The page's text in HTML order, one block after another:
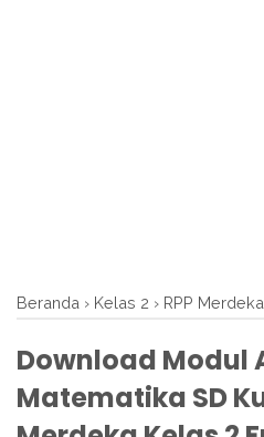
Beranda › Kelas 2 › RPP
Download Modul
Matematika SD